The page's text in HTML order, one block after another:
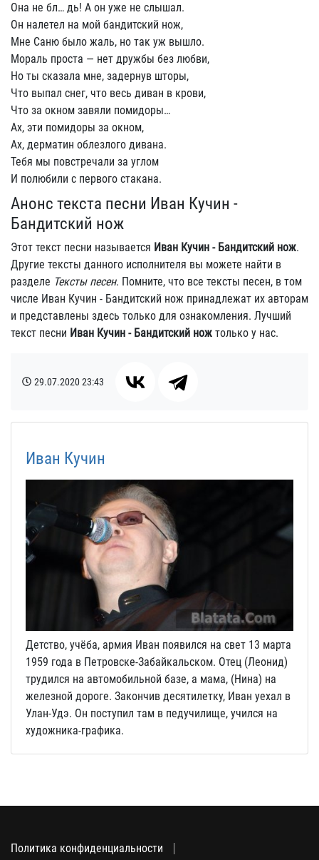
Она не бл… дь! А он уже не слышал.
Он налетел на мой бандитский нож,
Мне Саню было жаль, но так уж вышло.
Мораль проста — нет дружбы без любви,
Но ты сказала мне, задернув шторы,
Что выпал снег, что весь диван в крови,
Что за окном завяли помидоры…
Ах, эти помидоры за окном,
Ах, дерматин облезлого дивана.
Тебя мы повстречали за углом
И полюбили с первого стакана.
Анонс текста песни Иван Кучин -
Бандитский нож
Этот текст песни называется Иван Кучин - Бандитский нож.
Другие тексты данного исполнителя вы можете найти в
разделе Тексты песен. Помните, что все тексты песен, в том
числе Иван Кучин - Бандитский нож принадлежат их авторам
и представлены здесь только для ознакомления. Лучший
текст песни Иван Кучин - Бандитский нож только у нас.
29.07.202023:43
Иван Кучин
Детство, учёба, армия Иван появился на свет 13 марта
1959 года в Петровске-Забайкальском. Отец (Леонид)
трудился на автомобильной базе, а мама, (Нина) на
железной дороге. Закончив десятилетку, Иван уехал в
Улан-Удэ. Он поступил там в педучилище, учился на
художника-графика.
Политика конфиденциальности